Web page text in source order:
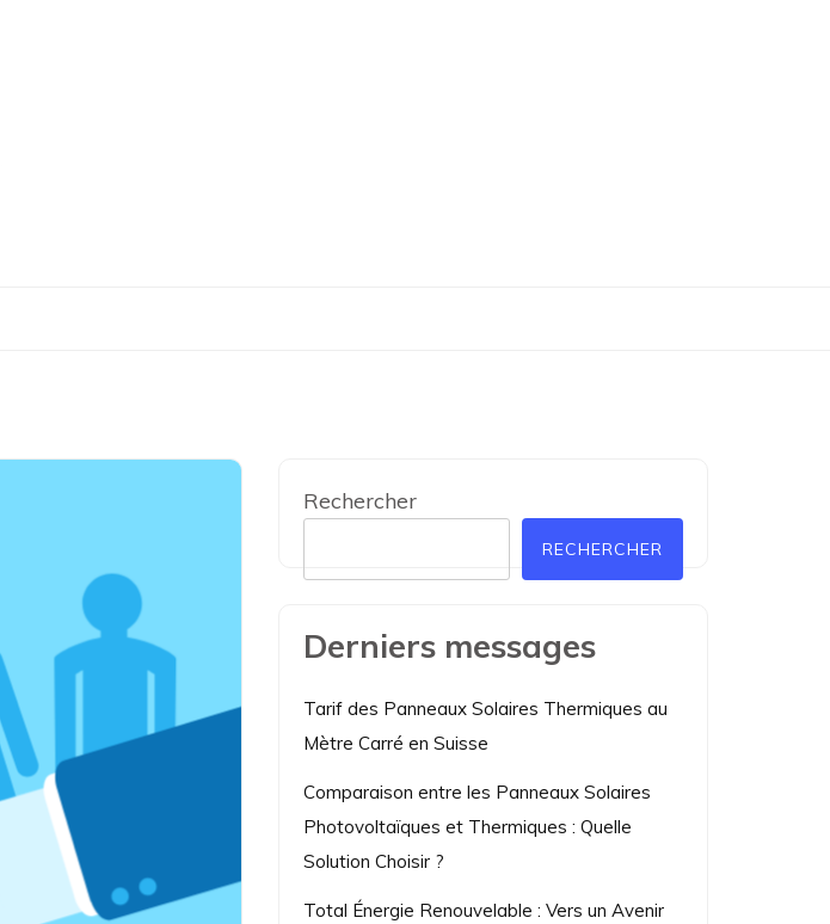
Rechercher
RECHERCHER
Derniers messages
Tarif des Panneaux Solaires Thermiques au
Mètre Carré en Suisse
Comparaison entre les Panneaux Solaires
Photovoltaïques et Thermiques : Quelle
Solution Choisir ?
Total Énergie Renouvelable : Vers un Avenir